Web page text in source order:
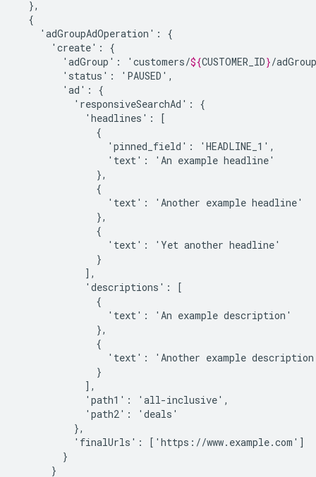
'adGroupAdOperation':
'create':
'adGroup':
'customers/${CUSTOMER_ID}
'status':
'ad':
'responsiveSearchAd':
'headlines':
'pinned_field':
'text':
'An example
'text':
'Another example
'text':
'Yet another
'descriptions':
'text':
'An example
'text':
'Another example
'path1':
'path2':
'finalUrls':